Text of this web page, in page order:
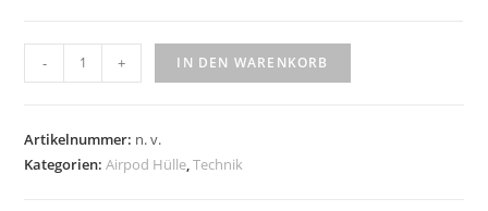
- + IN DEN WARENKORB
Artikelnummer: n. v.
Kategorien:Airpod Hülle ,Technik